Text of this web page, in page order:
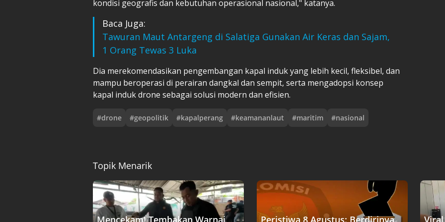
kondisi geografis dan kebutuhan operasional nasional," katanya.
Baca Juga:
Tawuran Maut Antargeng di Salatiga Gunakan Air Keras dan Sajam,
1 Orang Tewas 3 Luka
Dia merekomendasikan pengembangan kapal induk yang lebih kecil, fleksibel, dan
mampu beroperasi di perairan dangkal dan sempit, serta mengadopsi konsep
kapal induk drone sebagai solusi modern dan efisien.
#drone #geopolitik #kapalperang #keamananlaut #maritim #nasional
Topik Menarik
Mencekam! Tembakan Warnai Peristiwa 8 Agustus: Berdirinya